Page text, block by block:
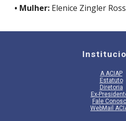
• Mulher: Elenice Zingler
AACIAP
Estatuto
Diretoria
Ex-
Fale
WebMail